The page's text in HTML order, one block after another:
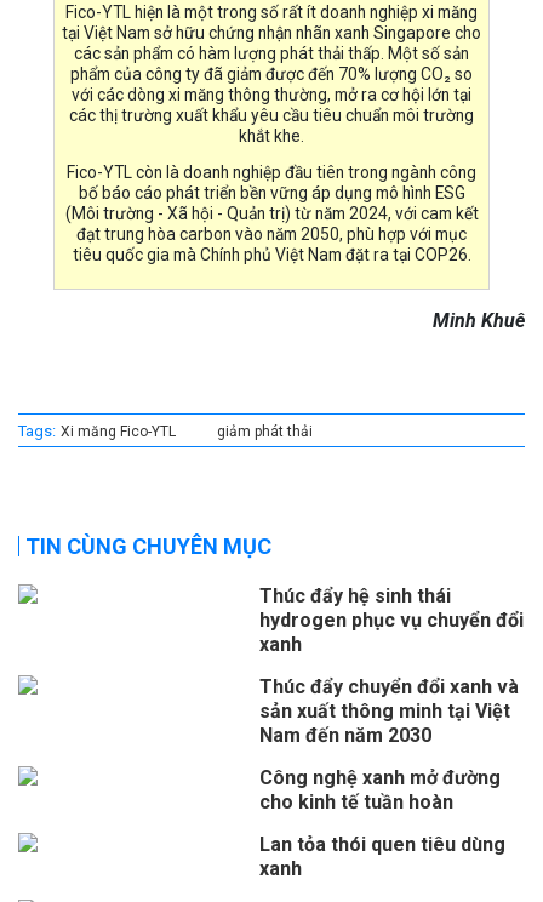
Fico-YTL hiện là một trong số rất ít doanh nghiệp xi măng
tại Việt Nam sở hữu chứng nhận nhãn xanh Singapore cho
các sản phẩm có hàm lượng phát thải thấp. Một số sản
phẩm của công ty đã giảm được đến 70% lượng CO₂ so
với các dòng xi măng thông thường, mở ra cơ hội lớn tại
các thị trường xuất khẩu yêu cầu tiêu chuẩn môi trường
khắt khe.
Fico-YTL còn là doanh nghiệp đầu tiên trong ngành công
bố báo cáo phát triển bền vững áp dụng mô hình ESG
(Môi trường - Xã hội - Quản trị) từ năm 2024, với cam kết
đạt trung hòa carbon vào năm 2050, phù hợp với mục
tiêu quốc gia mà Chính phủ Việt Nam đặt ra tại COP26.
Minh Khuê
Tags: Xi măng Fico-YTL giảm phát thải
TIN CÙNG CHUYÊN MỤC
Thúc đẩy hệ sinh thái
hydrogen phục vụ chuyển đổi
xanh
Thúc đẩy chuyển đổi xanh và
sản xuất thông minh tại Việt
Nam đến năm 2030
Công nghệ xanh mở đường
cho kinh tế tuần hoàn
Lan tỏa thói quen tiêu dùng
xanh